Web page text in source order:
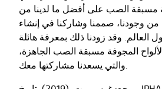
مسبقة الصب على أفضل ما لدينا من
خلال 60 عامًا من وجودنا، صممنا وشاركنا في إنشاء
العالم. وقد زودنا ذلك بمعرفة هائلة
المجوفة مسبقة الصب الجاهزة،
والتي يسعدنا مشاركتها معك.